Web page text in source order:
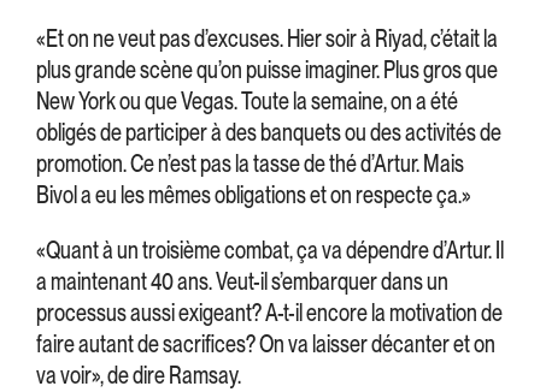
«Et on ne veut pas d’excuses. Hier soir à Riyad, c’était la
plus grande scène qu’on puisse imaginer. Plus gros que
New York ou que Vegas. Toute la semaine, on a été
obligés de participer à des banquets ou des activités de
promotion. Ce n’est pas la tasse de thé d’Artur. Mais
Bivol a eu les mêmes obligations et on respecte ça.»
«Quant à un troisième combat, ça va dépendre d’Artur. Il
a maintenant 40 ans. Veut-il s’embarquer dans un
processus aussi exigeant? A-t-il encore la motivation de
faire autant de sacrifices? On va laisser décanter et on
va voir», de dire Ramsay.